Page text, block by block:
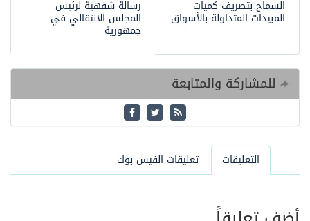
رسالة شفهية لرئيس
المجلس الانتقالي في
جمهورية
السماح بتصريف كميات
المبيدات المتداولة بالأسواق
للمشاركة والمتابعة
التعليقات تعليقات الفيس بوك